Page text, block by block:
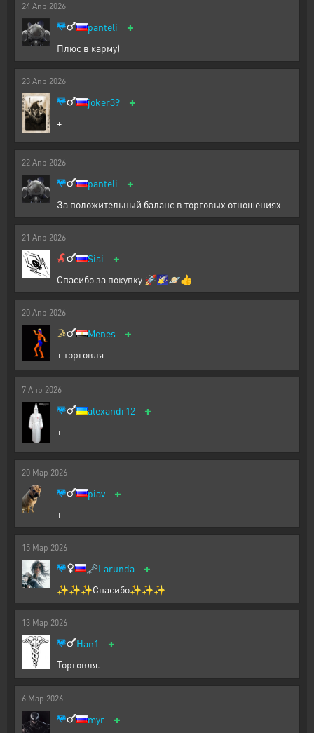
24 Апр 2026
panteli +
Плюс в карму)
23 Апр 2026
joker39 +
+
22 Апр 2026
panteli +
За положительный баланс в торговых отношениях
21 Апр 2026
Sisi +
Спасибо за покупку 🚀🌠🪐👍
20 Апр 2026
Menes +
+ торговля
7 Апр 2026
alexandr12 +
+
20 Мар 2026
piav +
+-
15 Мар 2026
🗝️Larunda +
✨✨✨Спасибо✨✨✨
13 Мар 2026
Han1 +
Торговля.
6 Мар 2026
myr +